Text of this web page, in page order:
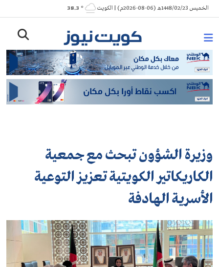
Skip
to
الخميس 1448/02/23هـ (06-08-2026م) | الكويت ° 38.3
وزيرة الشؤون تبحث مع جمعية
الكاريكاتير الكويتية تعزيز التوعية
الأسرية الهادفة